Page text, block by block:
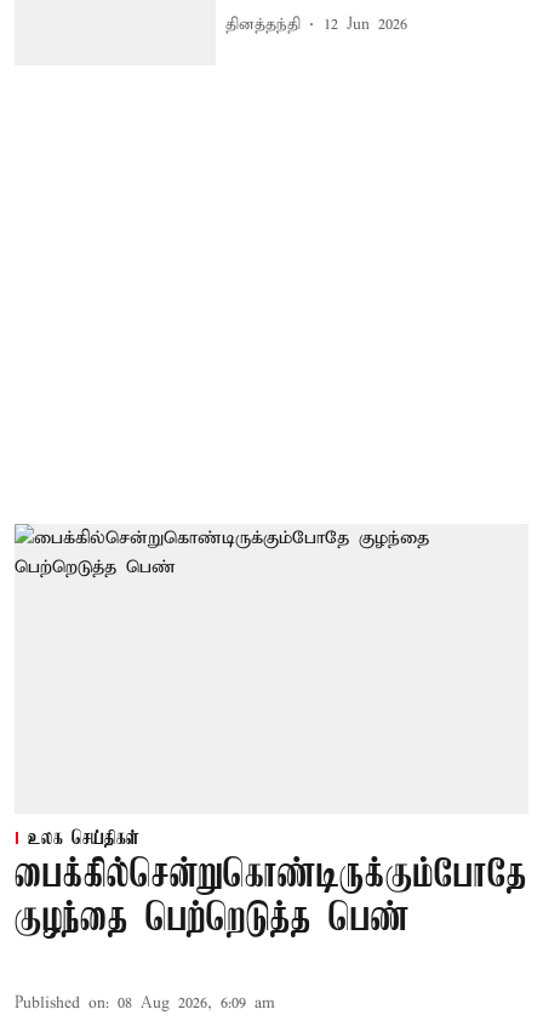
தினத்தந்தி 12 Jun 2026
உலக செய்திகள்
பைக்கில்சென்றுகொண்டிருக்கும்போதே
குழந்தை பெற்றெடுத்த பெண்
Published on: 08 Aug 2026, 6:09 am